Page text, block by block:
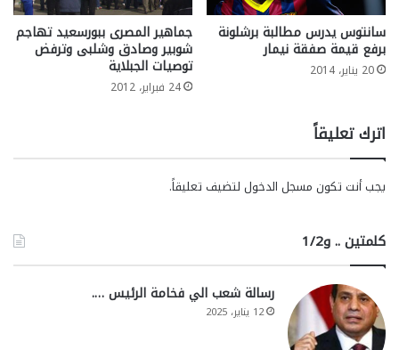
سانتوس يدرس مطالبة برشلونة
برفع قيمة صفقة نيمار
20 يناير، 2014
جماهير المصرى ببورسعيد تهاجم
شوبير وصادق وشلبى وترفض
توصيات الجبلاية
24 فبراير، 2012
اترك تعليقاً
يجب أنت تكون مسجل الدخول لتضيف تعليقاً.
كلمتين .. و1/2
رسالة شعب الي فخامة الرئيس ….
12 يناير، 2025